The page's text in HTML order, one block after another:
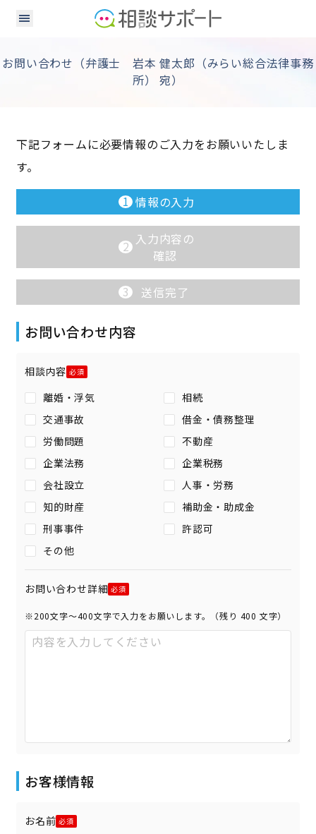
お問い合わせ（弁護士 岩本 健太郎（みらい総合法律事務
所） 宛）
下記フォームに必要情報のご入力をお願いいたしま
す。
1 情報の入力
2 入力内容の
確認
3 送信完了
お問い合わせ内容
相談内容
離婚・浮気
相続
交通事故
借金・債務整理
労働問題
不動産
企業法務
企業税務
会社設立
人事・労務
知的財産
補助金・助成金
刑事事件
許認可
その他
お問い合わせ詳細
※200文字〜400文字で入力をお願いします。（残り 400 文字）
お客様情報
お名前